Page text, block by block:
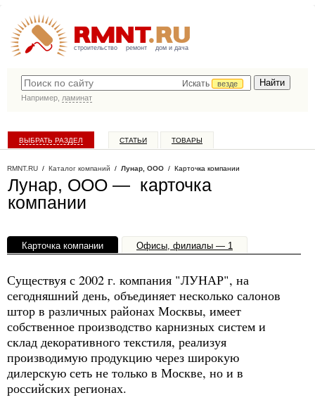
строительство ремонт дом и дача
Искать
везде
Например, ламинат
ВЫБРАТЬ РАЗДЕЛ СТАТЬИ ТОВАРЫ
RMNT.RU / Каталог компаний / Лунар, ООО / Карточка компании
Лунар, ООО — карточка
компании
Карточка компании Офисы, филиалы — 1
Существуя с 2002 г. компания "ЛУНАР", на
сегодняшний день, объединяет несколько салонов
штор в различных районах Москвы, имеет
собственное производство карнизных систем и
склад декоративного текстиля, реализуя
производимую продукцию через широкую
дилерскую сеть не только в Москве, но и в
российских регионах.